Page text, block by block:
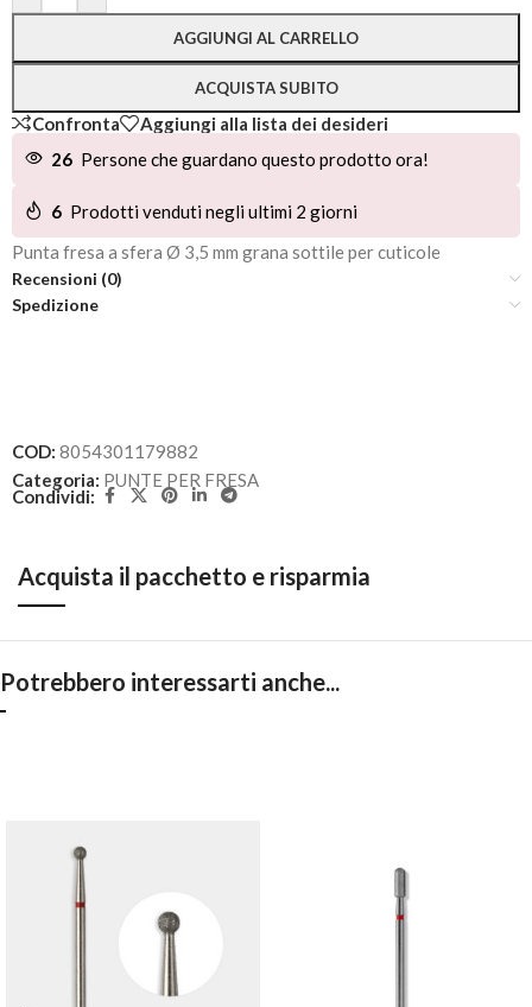
AGGIUNGI AL CARRELLO
ACQUISTA SUBITO
Confronta
Aggiungi alla lista dei desideri
26 Persone che guardano questo prodotto ora!
6 Prodotti venduti negli ultimi 2 giorni
Punta fresa a sfera Ø 3,5 mm grana sottile per cuticole
Recensioni (0)
Spedizione
COD: 8054301179882
Categoria: PUNTE PER FRESA
Condividi:
Acquista il pacchetto e risparmia
Potrebbero interessarti anche...